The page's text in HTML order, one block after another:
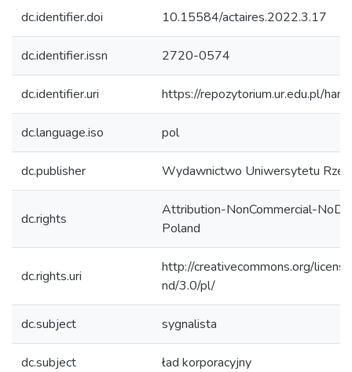
dc.identifier.doi 10.15584/actaires.2022.3.17
dc.identifier.issn 2720-0574
dc.identifier.uri https://repozytorium.ur.edu.pl/
dc.language.iso pol
dc.publisher Wydawnictwo Uniwersytetu
dc.rights
Attribution-NonCommercial-
Poland
dc.rights.uri
http://creativecommons.org/
nd/3.0/pl/
dc.subject sygnalista
dc.subject ład korporacyjny